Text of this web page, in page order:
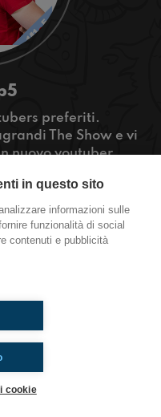
preferiti.
The Show e vi
nuovo youtuber
watch?
in questo sito
informazioni sulle
funzionalità di social
contenuti e pubblicità
cookie